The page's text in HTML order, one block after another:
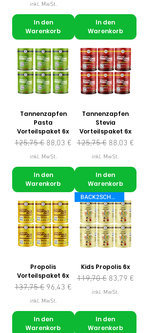
inkl. MwSt.
In den
Warenkorb
In den
Warenkorb
Tannenzapfen
Pasta
Vorteilspaket 6x
Standardpreis
125,75 € Sale-Preis
88,03 €
inkl. MwSt.
In den
Warenkorb
Tannenzapfen
Stevia
Vorteilspaket 6x
Standardpreis
125,75 € Sale-Preis
88,03 €
inkl. MwSt.
In den
Warenkorb
Propolis
Vorteilspaket 6x
Standardpreis
137,75 € Sale-Preis
96,43 €
inkl. MwSt.
In den
Warenkorb
BACK2SCHOOL
Kids Propolis 6x
Standardpreis
119,70 € Sale-Preis
83,79 €
inkl. MwSt.
In den
Warenkorb